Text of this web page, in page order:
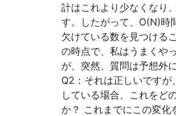
計はこれより少なくなり
す。したがって、O(N)時
欠けている数を見つける
の時点で、私はうまくや
が、突然、質問は予想外
Q2：それは正しいですが
している場合、これをど
か？ これまでにこの変化